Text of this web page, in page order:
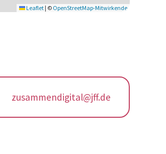
Leaflet | © OpenStreetMap-Mitwirkende
zusammendigital@jff.de